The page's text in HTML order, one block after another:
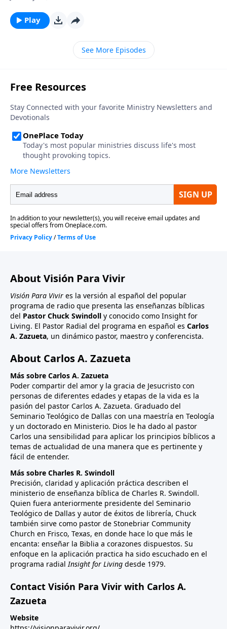
del Señor y la progresiva y metodológica naturaleza
de Su ira. Aun cuando el Señor lleva a cabo Su justicia,
Él provee amplias oportunidades para el
arrepentimiento. Pero aquellos que sufren por medio
Play
See More Episodes
About Visión Para Vivir
Visión Para Vivir es la versión al español del popular
programa de radio que presenta las enseñanzas bíblicas
del Pastor Chuck Swindoll y conocido como Insight for
Living. El Pastor Radial del programa en español es Carlos
A. Zazueta, un dinámico pastor, maestro y conferencista.
About Carlos A. Zazueta
Más sobre Carlos A. Zazueta
Poder compartir del amor y la gracia de Jesucristo con
personas de diferentes edades y etapas de la vida es la
pasión del pastor Carlos A. Zazueta. Graduado del
Seminario Teológico de Dallas con una maestría en Teología
y un doctorado en Ministerio. Dios le ha dado al pastor
Carlos una sensibilidad para aplicar los principios bíblicos a
temas de actualidad de una manera que es pertinente y
fácil de entender.
Más sobre Charles R. Swindoll
Precisión, claridad y aplicación práctica describen el
ministerio de enseñanza bíblica de Charles R. Swindoll.
Quien fuera anteriormente presidente del Seminario
Teológico de Dallas y autor de éxitos de librería, Chuck
también sirve como pastor de Stonebriar Community
Church en Frisco, Texas, en donde hace lo que más le
encanta: enseñar la Biblia a corazones dispuestos. Su
enfoque en la aplicación practica ha sido escuchado en el
programa radialInsight for Living desde 1979.
Contact Visión Para Vivir with Carlos A.
Zazueta
Website